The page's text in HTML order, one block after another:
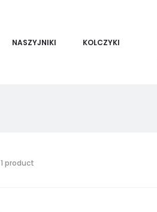
NASZYJNIKI KOLCZYKI
1 product